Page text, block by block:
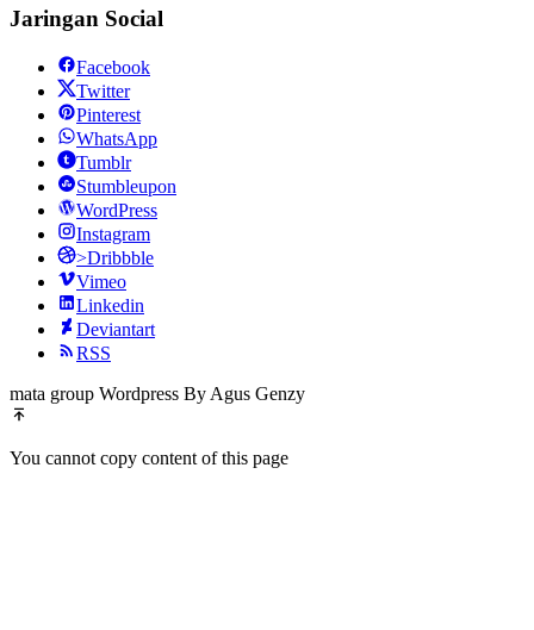
Jaringan Social
Facebook
Twitter
Pinterest
WhatsApp
Tumblr
Stumbleupon
WordPress
Instagram
>Dribbble
Vimeo
Linkedin
Deviantart
RSS
mata group Wordpress By Agus Genzy
You cannot copy content of this page